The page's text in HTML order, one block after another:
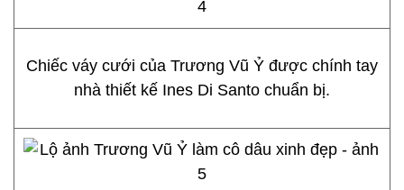
Chiếc váy cưới của Trương Vũ Ỷ được chính tay
nhà thiết kế Ines Di Santo chuẩn bị.